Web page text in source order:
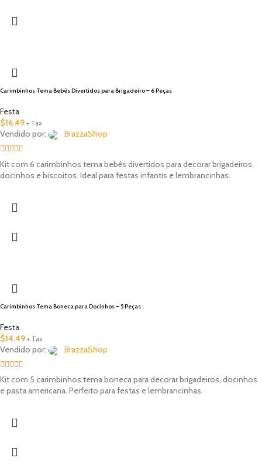
Carimbinhos Tema Bebês Divertidos para Brigadeiro – 6 Peças
Festa
$16.49 + Tax
Vendido por: BrazzaShop
2.33
out of
Kit com 6 carimbinhos tema bebês divertidos para decorar brigadeiros,
docinhos e biscoitos. Ideal para festas infantis e lembrancinhas.
Carimbinhos Tema Boneca para Docinhos – 5 Peças
Festa
$14.49 + Tax
Vendido por: BrazzaShop
2.33
out of
Kit com 5 carimbinhos tema boneca para decorar brigadeiros, docinhos
e pasta americana. Perfeito para festas e lembrancinhas.